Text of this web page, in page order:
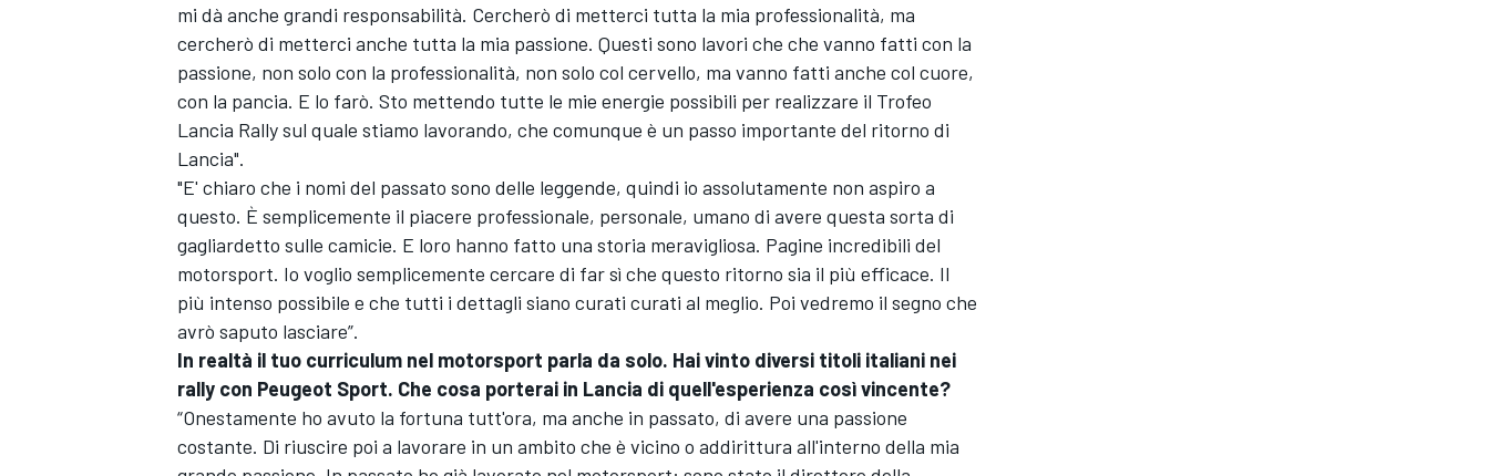
ENDURANCE/GT
mi dà anche grandi responsabilità. Cercherò di metterci tutta la mia professionalità, ma
cercherò di metterci anche tutta la mia passione. Questi sono lavori che che vanno fatti con la
passione, non solo con la professionalità, non solo col cervello, ma vanno fatti anche col cuore,
con la pancia. E lo farò. Sto mettendo tutte le mie energie possibili per realizzare il Trofeo
Lancia Rally sul quale stiamo lavorando, che comunque è un passo importante del ritorno di
Lancia".
"E' chiaro che i nomi del passato sono delle leggende, quindi io assolutamente non aspiro a
questo. È semplicemente il piacere professionale, personale, umano di avere questa sorta di
gagliardetto sulle camicie. E loro hanno fatto una storia meravigliosa. Pagine incredibili del
motorsport. Io voglio semplicemente cercare di far sì che questo ritorno sia il più efficace. Il
più intenso possibile e che tutti i dettagli siano curati curati al meglio. Poi vedremo il segno che
avrò saputo lasciare”.
In realtà il tuo curriculum nel motorsport parla da solo. Hai vinto diversi titoli italiani nei
rally con Peugeot Sport. Che cosa porterai in Lancia di quell'esperienza così vincente?
“Onestamente ho avuto la fortuna tutt'ora, ma anche in passato, di avere una passione
costante. Di riuscire poi a lavorare in un ambito che è vicino o addirittura all'interno della mia